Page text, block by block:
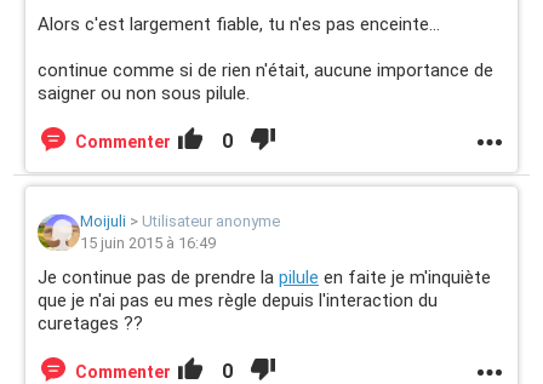
Alors c'est largement fiable, tu n'es pas enceinte...
continue comme si de rien n'était, aucune importance de
saigner ou non sous pilule.
Commenter 0
Moijuli > Utilisateur anonyme
15 juin 2015 à 16:49
Je continue pas de prendre la pilule en faite je m'inquiète
que je n'ai pas eu mes règle depuis l'interaction du
curetages ??
Commenter 0